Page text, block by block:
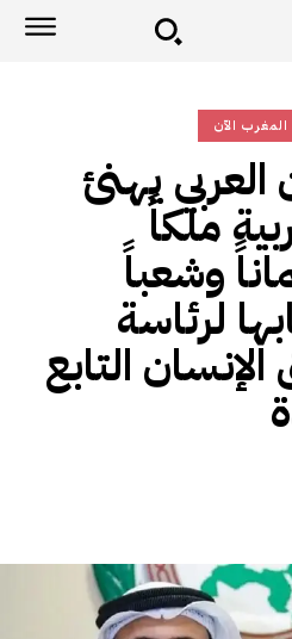
المغرب الآن
العربي يهنئ
ملكاً
وشعباً
لرئاسة
التابع